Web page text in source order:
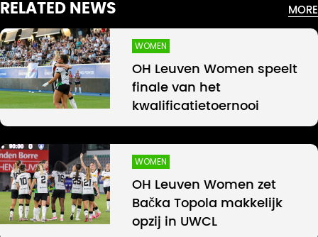
RELATED NEWS MORE
WOMEN
OH Leuven Women speelt
finale van het
kwalificatietoernooi
WOMEN
OH Leuven Women zet
Bačka Topola makkelijk
opzij in UWCL